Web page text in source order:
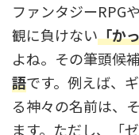
ファンタジーRPG
観に負けない「か
よね。その筆頭候
語です。例えば、
る神々の名前は、
ます。ただし、「